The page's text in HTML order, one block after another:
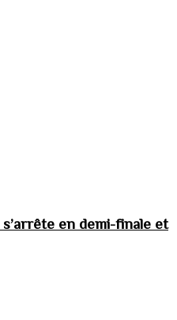
en demi-finale et